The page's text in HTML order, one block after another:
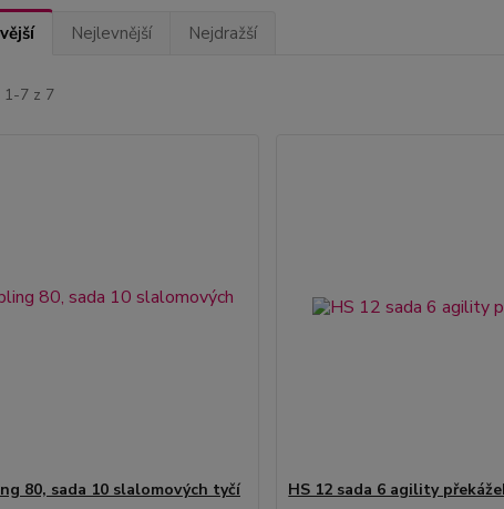
Nejlevnější Nejdražší
1-7 z 7
80, sada 10 slalomových tyčí HS 12 sada 6 agility